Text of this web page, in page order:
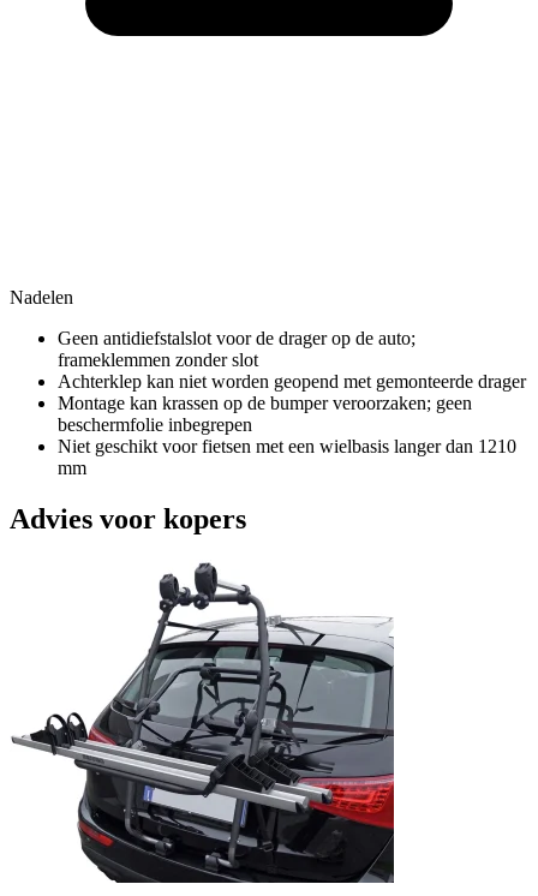
Nadelen
Geen antidiefstalslot voor de drager op de auto;
frameklemmen zonder slot
Achterklep kan niet worden geopend met gemonteerde drager
Montage kan krassen op de bumper veroorzaken; geen
beschermfolie inbegrepen
Niet geschikt voor fietsen met een wielbasis langer dan 1210
mm
Advies voor kopers